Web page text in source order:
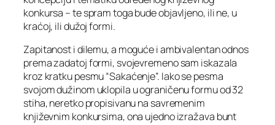
konkursa – te spram toga bude objavljeno, ili ne, u
kraćoj, ili dužoj formi.
Zapitanost i dilemu, a moguće i ambivalentan odnos
prema zadatoj formi, svojevremeno sam iskazala
kroz kratku pesmu “Sakaćenje”. Iako se pesma
svojom dužinom uklopila u ograničenu formu od 32
stiha, neretko propisivanu na savremenim
književnim konkursima, ona ujedno izražava bunt